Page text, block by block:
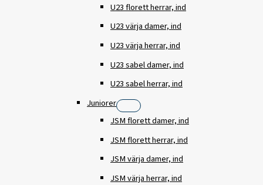
U23 florett herrar, ind
U23 värja damer, ind
U23 värja herrar, ind
U23 sabel damer, ind
U23 sabel herrar, ind
Juniorer
JSM florett damer, ind
JSM florett herrar, ind
JSM värja damer, ind
JSM värja herrar, ind